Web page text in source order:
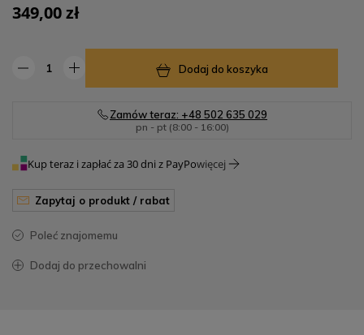
349,00 zł
Dodaj do koszyka
Zamów teraz: +48 502 635 029
pn - pt (8:00 - 16:00)
Kup teraz i zapłać za 30 dni z PayPowięcej
zapytaj o produkt / rabat
poleć znajomemu
dodaj do przechowalni